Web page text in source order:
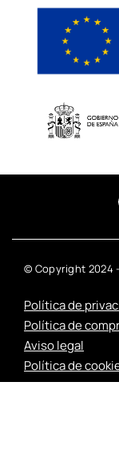
© Copyright 2024
Política de
Política de
Aviso legal
Política de